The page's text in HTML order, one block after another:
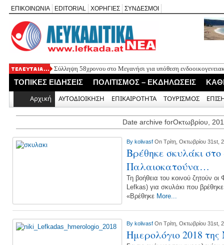
ΕΠΙΚΟΙΝΩΝΙΑ EDITORIAL ΧΟΡΗΓΙΕΣ ΣΥΝΔΕΣΜΟΙ
Σύλληψη 58χρονου στο Μεγανήσι για υπόθεση
Δύο συλλήψεις για κατοχή κάνναβης στη Λευκάδα στο πλαίσιο
Mέχρι τον Άγιο Νικόλαο Βόνιτσας έφτανε σήμερα το
Αφιέρωμα στον Ηλία Λογοθέτη απόψε στο Κηποθέατρο
Γράμμο
ΤΟΠΙΚΕΣ ΕΙΔΗΣΕΙΣ ΠΟΛΙΤΙΣΜΟΣ – ΕΚΔΗΛΩΣΕΙΣ
Αρχική ΑΥΤΟΔΙΟΙΚΗΣΗ ΕΠΙΚΑΙΡΟΤΗΤΑ ΤΟΥΡΙΣΜΟΣ
Date archive forΟκτωβρίου,
By kolivasf On Τρίτη, Οκτωβρίου 31st,
Βρέθηκε σκυλάκι
Παλαιοκατούνα…
Τη βοήθεια του κοινού ζητούν
Lefkas) για σκυλάκι που
«Βρέθηκε More...
By kolivasf On Τρίτη, Οκτωβρίου 31st,
Ημερολόγιο 2018 της